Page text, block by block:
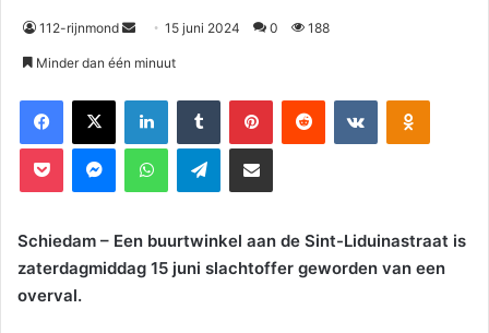
112-rijnmond 15 juni 2024 0 188
Minder dan één minuut
Facebook
X LinkedInTumblr PinterestReddit VKontakteOdnoklassniki
Pocket MessengerWhatsAppTelegramDeel via E-mail
Schiedam – Een buurtwinkel aan de Sint-Liduinastraat is
zaterdagmiddag 15 juni slachtoffer geworden van een
overval.